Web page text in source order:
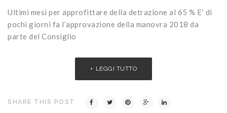
Ultimi mesi per approfittare della detrazione al 65 % E’ di
pochi giorni fa l’approvazione della manovra 2018 da
parte del Consiglio
LEGGI TUTTO
SHARE THIS POST